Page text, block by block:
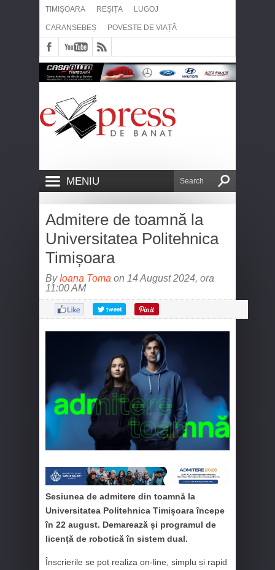
TIMIȘOARA REȘIȚA LUGOJ
CARANSEBEȘ POVESTE DE VIAȚĂ
MENIU
Admitere de toamnă la
Universitatea Politehnica
Timișoara
By Ioana Toma on 14 August 2024, ora
11:00 AM
Sesiunea de admitere din toamnă la
Universitatea Politehnica Timișoara începe
în 22 august. Demarează și programul de
licență de robotică în sistem dual.
Înscrierile se pot realiza on-line, simplu și rapid